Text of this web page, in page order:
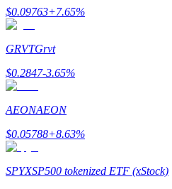
Реферал
Пригласите друга, чтобы
вознаграждения
$0.09763+7.65%
GRVTGrvt
$0.2847-3.65%
AEONAEON
$0.05788+8.63%
SPYXSP500 tokenized ETF (xStock)